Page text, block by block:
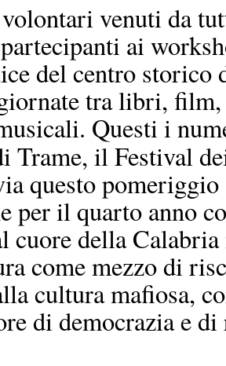
venuti da
ai
del centro storico
tra libri,
Questi i
Trame, il Festival
questo pomeriggio
per il quarto anno
cuore della
come mezzo di
cultura mafiosa,
di democrazia e